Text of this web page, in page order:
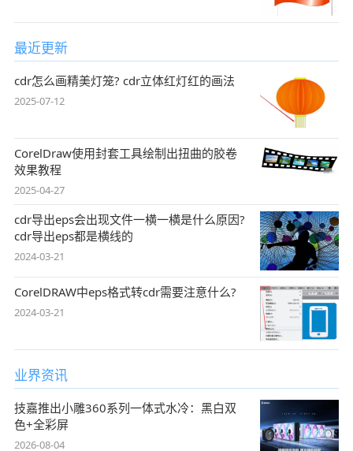
最近更新
cdr怎么画精美灯笼? cdr立体红灯红的画法
2025-07-12
CorelDraw使用封套工具绘制出扭曲的胶卷
效果教程
2025-04-27
cdr导出eps会出现文件一横一横是什么原因?
cdr导出eps都是横线的
2024-03-21
CorelDRAW中eps格式转cdr需要注意什么?
2024-03-21
业界资讯
技嘉推出小雕360系列一体式水冷：黑白双
色+全彩屏
2026-08-04